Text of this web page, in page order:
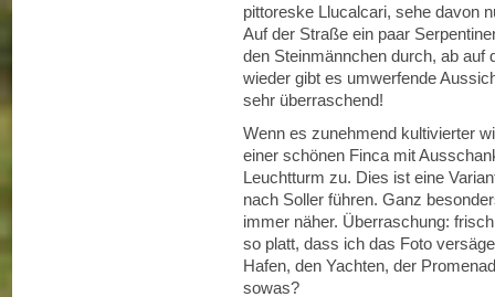
pittoreske Llucalcari, sehe davon
Auf der Straße ein paar
den Steinmännchen durch, ab auf
wieder gibt es umwerfende
sehr überraschend!
Wenn es zunehmend kultivierter
einer schönen Finca mit
Leuchtturm zu. Dies ist eine
nach Soller führen. Ganz
immer näher. Überraschung:
so platt, dass ich das Foto
Hafen, den Yachten, der
sowas?